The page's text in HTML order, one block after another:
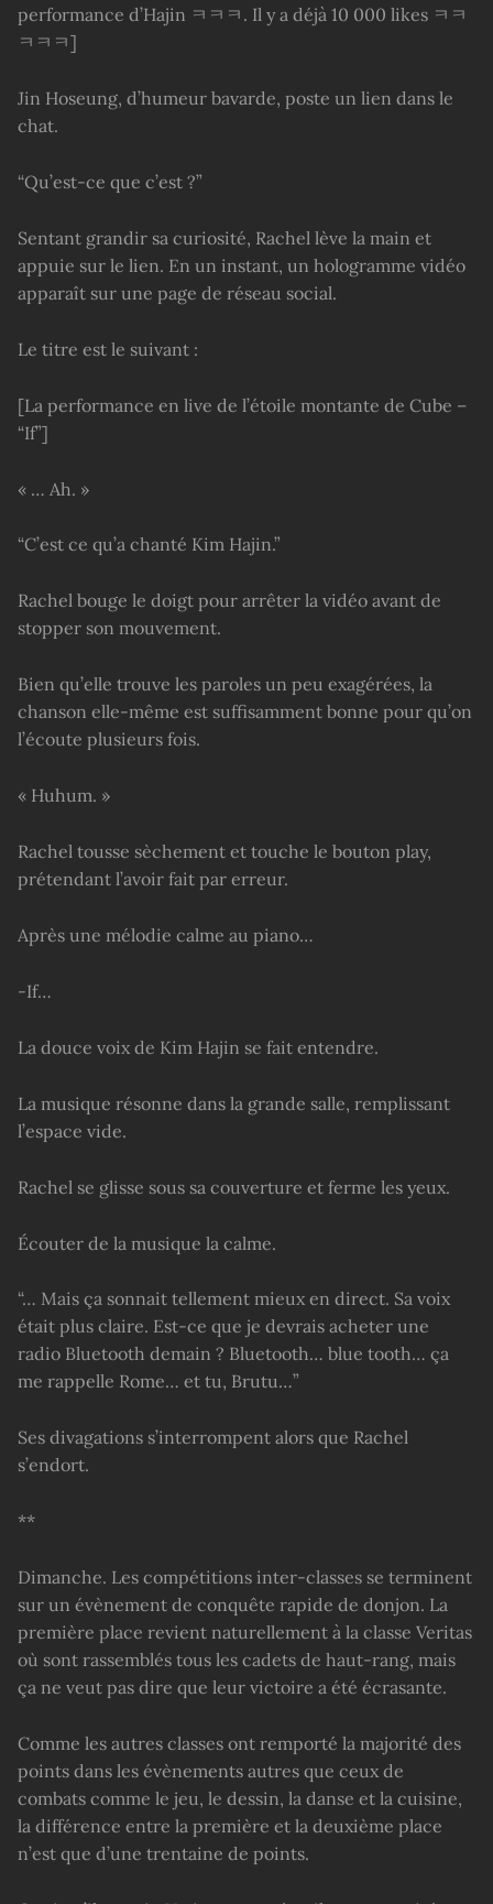
performance d’Hajin ㅋㅋㅋ. Il y a déjà 10 000 likes ㅋㅋ
ㅋㅋㅋ]
Jin Hoseung, d’humeur bavarde, poste un lien dans le
chat.
“Qu’est-ce que c’est ?”
Sentant grandir sa curiosité, Rachel lève la main et
appuie sur le lien. En un instant, un hologramme vidéo
apparaît sur une page de réseau social.
Le titre est le suivant :
[La performance en live de l’étoile montante de Cube –
“If”]
« … Ah. »
“C’est ce qu’a chanté Kim Hajin.”
Rachel bouge le doigt pour arrêter la vidéo avant de
stopper son mouvement.
Bien qu’elle trouve les paroles un peu exagérées, la
chanson elle-même est suffisamment bonne pour qu’on
l’écoute plusieurs fois.
« Huhum. »
Rachel tousse sèchement et touche le bouton play,
prétendant l’avoir fait par erreur.
Après une mélodie calme au piano…
-If…
La douce voix de Kim Hajin se fait entendre.
La musique résonne dans la grande salle, remplissant
l’espace vide.
Rachel se glisse sous sa couverture et ferme les yeux.
Écouter de la musique la calme.
“… Mais ça sonnait tellement mieux en direct. Sa voix
était plus claire. Est-ce que je devrais acheter une
radio Bluetooth demain ? Bluetooth… blue tooth… ça
me rappelle Rome… et tu, Brutu…”
Ses divagations s’interrompent alors que Rachel
s’endort.
**
Dimanche. Les compétitions inter-classes se terminent
sur un évènement de conquête rapide de donjon. La
première place revient naturellement à la classe Veritas
où sont rassemblés tous les cadets de haut-rang, mais
ça ne veut pas dire que leur victoire a été écrasante.
Comme les autres classes ont remporté la majorité des
points dans les évènements autres que ceux de
combats comme le jeu, le dessin, la danse et la cuisine,
la différence entre la première et la deuxième place
n’est que d’une trentaine de points.